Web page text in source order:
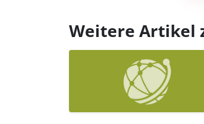
Weitere Artikel